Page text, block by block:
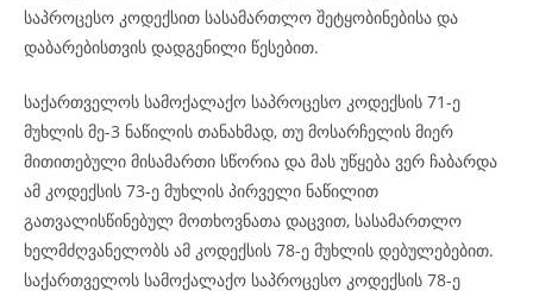
საპროცესო კოდექსით სასამართლო შეტყობინებისა და
დაბარებისთვის დადგენილი წესებით.
საქართველოს სამოქალაქო საპროცესო კოდექსის 71-ე
მუხლის მე-3 ნაწილის თანახმად, თუ მოსარჩელის მიერ
მითითებული მისამართი სწორია და მას უწყება ვერ ჩაბარდა
ამ კოდექსის 73-ე მუხლის პირველი ნაწილით
გათვალისწინებულ მოთხოვნათა დაცვით, სასამართლო
ხელმძღვანელობს ამ კოდექსის 78-ე მუხლის დებულებებით.
საქართველოს სამოქალაქო საპროცესო კოდექსის 78-ე